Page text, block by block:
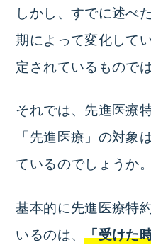
しかし、すでに述べ
期によって変化して
定されているもので
それでは、先進医療
「先進医療」の対象
ているのでしょうか。
基本的に先進医療特
いるのは、「受けた